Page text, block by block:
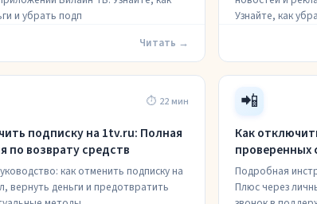
и убрать подп
Читать →
Узнайте, как
⏱ 22 мин
подписку на 1tv.ru: Полная
по возврату средств
как отменить подписку на
вернуть деньги и предотвратить
📲
Как
проверенных
Подробная
Плюс через